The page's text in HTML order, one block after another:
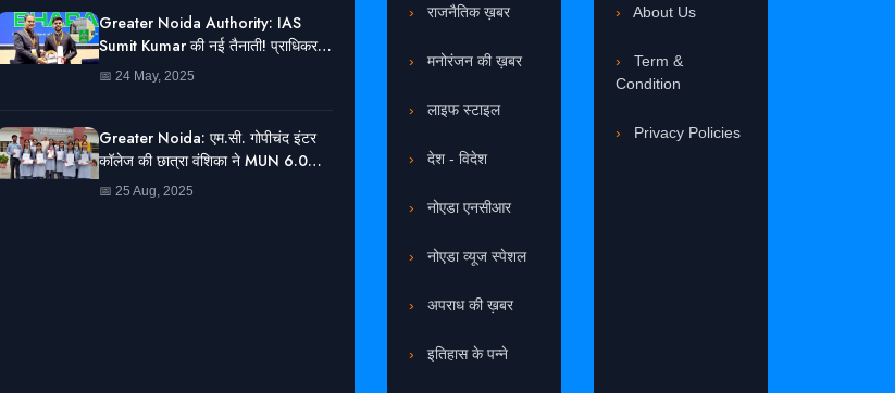
Greater Noida Authority: IAS
Sumit Kumar की नई तैनाती! प्राधिकरण
में बने ACEO
📅 24 May, 2025
Greater Noida: एम.सी. गोपीचंद इंटर
कॉलेज की छात्रा वंशिका ने MUN 6.0
प्रतियोगिता में जीता Gold Medal
📅 25 Aug, 2025
राजनैतिक ख़बर
मनोरंजन की ख़बर
लाइफ स्टाइल
देश - विदेश
नोएडा एनसीआर
नोएडा व्यूज स्पेशल
अपराध की ख़बर
इतिहास के पन्ने
About Us
Term &
Condition
Privacy Policies